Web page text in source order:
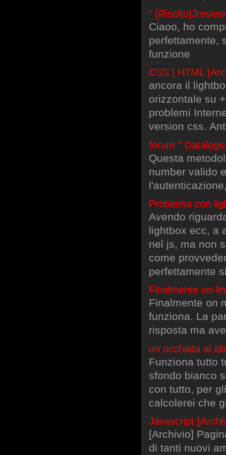
"
Ciaoo, ho
perfettamente,
funzione
CSS | HTML
ancora il
orizzontale su
problemi
version css.
forum "
Questa
number valido
Problema con
Avendo
lightbox ecc, a
nel js, ma non
come
perfettamente
Finalmente on-
Finalmente on
funziona. La
risposta ma
un occhiata al
Funziona tutto
sfondo bianco
con tutto, per
calcolerei che
Javascript
[Archivio]
di tanti nuovi